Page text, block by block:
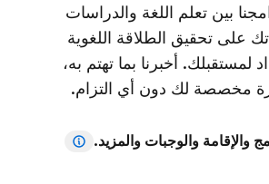
بين تعلم اللغة والدراسات
على تحقيق الطلاقة اللغوية
لمستقبلك. أخبرنا بما تهتم به،
مخصصة لك دون أي التزام.
والإقامة والوجبات والمزيد.